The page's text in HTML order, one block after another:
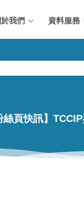
於我們 資料服務
絲頁快訊】